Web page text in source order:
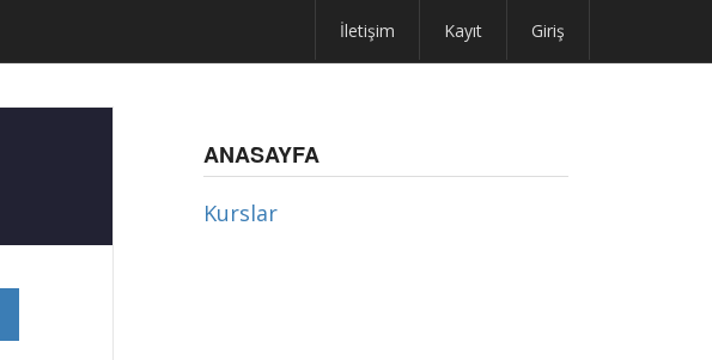
İletişim Kayıt Giriş
ANASAYFA
Kurslar